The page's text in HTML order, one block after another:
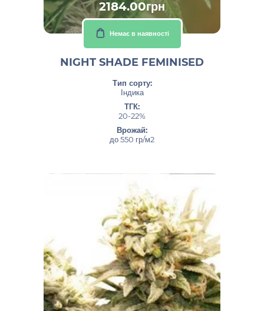
2184.00грн
Немає в наявності
NIGHT SHADE FEMINISED
Тип сорту:
Індика
ТГК:
20-22%
Врожай:
до 550 гр/м2